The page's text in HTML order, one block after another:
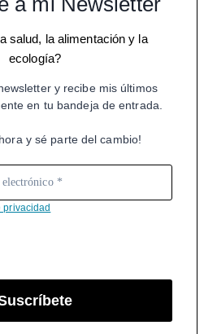
salud, la alimentación y la
ecología?
y recibe mis últimos
en tu bandeja de entrada.
y sé parte del cambio!
privacidad